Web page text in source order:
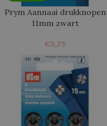
Prym Aannaai drukknopen
11mm zwart
€3,75